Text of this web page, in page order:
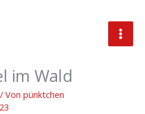
im Wald
/ Von pünktchen